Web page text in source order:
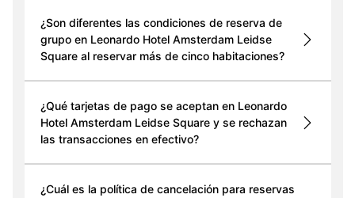
¿Son diferentes las condiciones de reserva de
grupo en Leonardo Hotel Amsterdam Leidse
Square al reservar más de cinco habitaciones?
¿Qué tarjetas de pago se aceptan en Leonardo
Hotel Amsterdam Leidse Square y se rechazan
las transacciones en efectivo?
¿Cuál es la política de cancelación para reservas